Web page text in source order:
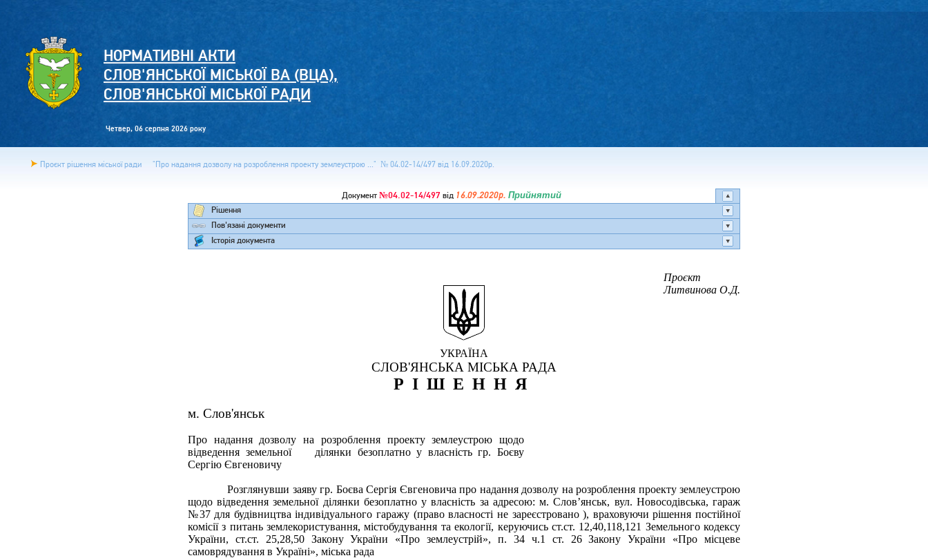
НОРМАТИВНІ АКТИ
СЛОВ'ЯНСЬКОЇ МІСЬКОЇ ВА (ВЦА),
СЛОВ'ЯНСЬКОЇ МІСЬКОЇ РАДИ
Четвер, 06 серпня 2026 року
Проєкт рішення міської ради "Про надання дозволу на розроблення проекту землеустрою ..." № 04.02-14/497 від 16.09.2020р.
Документ №04.02-14/497 від 16.09.2020р. Прийнятий
Рішення
Пов'язані документи
Історія документа
Проєкт
Литвинова О.Д.
УКРАЇНА
СЛОВ'ЯНСЬКА МІСЬКА РАДА
РІШЕННЯ
м. Слов'янськ
Про надання дозволу на розроблення проекту землеустрою щодо
відведення земельної ділянки безоплатно у власність гр. Боєву
Сергію Євгеновичу
Розглянувши заяву гр. Боєва Сергія Євгеновича про надання дозволу на розроблення проекту землеустрою
щодо відведення земельної ділянки безоплатно у власність за адресою: м. Слов’янськ, вул. Новосодівська, гараж
№37 для будівництва індивідуального гаражу (право власності не зареєстровано ), враховуючи рішення постійної
комісії з питань землекористування, містобудування та екології, керуючись ст.ст. 12,40,118,121 Земельного кодексу
України, ст.ст. 25,28,50 Закону України «Про землеустрій», п. 34 ч.1 ст. 26 Закону України «Про місцеве
самоврядування в Україні», міська рада